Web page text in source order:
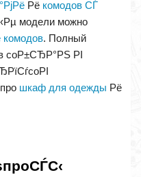
Рё комодов СЃ
модели можно
комодов. Полный
соР±СЂР°РЅ РІ
шкаф для одежды Рё